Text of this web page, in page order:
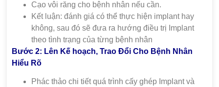
Cạo vôi răng cho bệnh nhân nếu cần.
Kết luận: đánh giá có thể thực hiện implant hay
không, sau đó sẽ đưa ra hướng điều trị Implant
theo tình trạng của từng bệnh nhân
Bước 2: Lên Kế hoạch, Trao Đổi Cho Bệnh Nhân
Hiểu Rõ
Phác thảo chi tiết quá trình cấy ghép Implant và